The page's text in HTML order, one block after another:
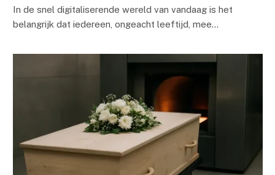
In de snel digitaliserende wereld van vandaag is het
belangrijk dat iedereen, ongeacht leeftijd, mee…